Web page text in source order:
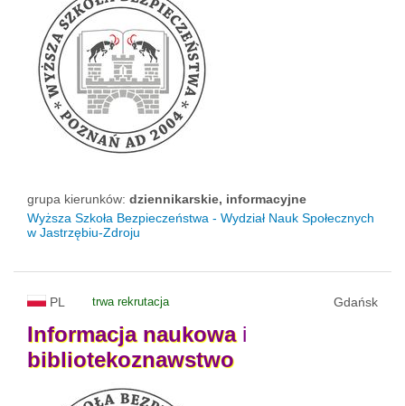
grupa kierunków: dziennikarskie, informacyjne
Wyższa Szkoła Bezpieczeństwa - Wydział Nauk Społecznych
w Jastrzębiu-Zdroju
PL trwa rekrutacja Gdańsk
Informacja naukowai
bibliotekoznawstwo